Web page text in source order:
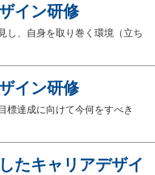
イン研修
し、自身を取り巻く環境（立ち
イン研修
標達成に向けて今何をすべき
たキャリアデザイ